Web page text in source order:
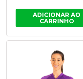
ADICIONAR AO
CARRINHO